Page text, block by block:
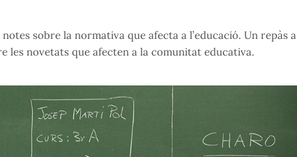
sobre la normativa que afecta a l’educació. Un repàs a
novetats que afecten a la comunitat educativa.